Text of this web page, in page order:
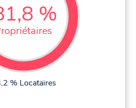
%
% Locataires